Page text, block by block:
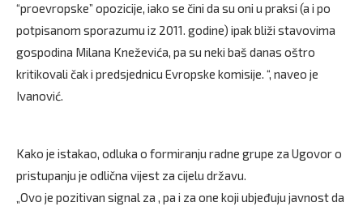
“proevropske” opozicije, iako se čini da su oni u praksi (a i po
potpisanom sporazumu iz 2011. godine) ipak bliži stavovima
gospodina Milana Kneževića, pa su neki baš danas oštro
kritikovali čak i predsjednicu Evropske komisije. “, naveo je
Ivanović.
Kako je istakao, odluka o formiranju radne grupe za Ugovor o
pristupanju je odlična vijest za cijelu državu.
„Ovo je pozitivan signal za , pa i za one koji ubjeđuju javnost da